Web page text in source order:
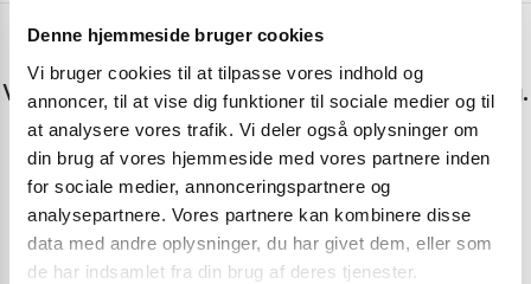
Denne hjemmeside bruger cookies
Vi bruger cookies til at tilpasse vores indhold og
annoncer, til at vise dig funktioner til sociale medier og til
at analysere vores trafik. Vi deler også oplysninger om
din brug af vores hjemmeside med vores partnere inden
for sociale medier, annonceringspartnere og
analysepartnere. Vores partnere kan kombinere disse
data med andre oplysninger, du har givet dem, eller som
de har indsamlet fra din brug af deres tjenester.
Har du spørgsmål eller brug for hjælp?
Vi er lige her. Kundeservice sidder klar til at hjælpe dig.
Personlig rådgivning med et smil
Vi guider dig igennem asiatisk mad
Telefon support
Ring 30 27 78 78